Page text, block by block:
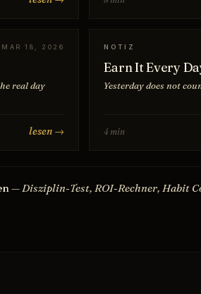
MAR 18, 2026
real day
lesen →
NOTIZ
Earn It Every
Yesterday does not
4 min
— Disziplin-Test, ROI-Rechner, Habit